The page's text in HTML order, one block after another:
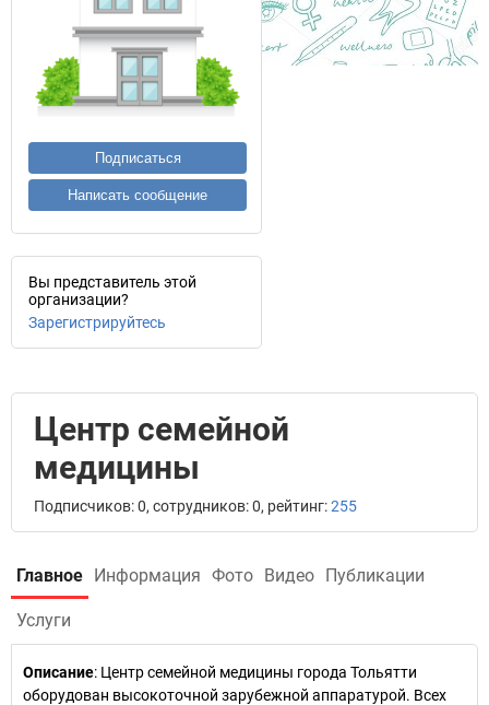
Подписаться
Написать сообщение
Вы представитель этой
организации?
Зарегистрируйтесь
Центр семейной
медицины
Подписчиков: 0, сотрудников: 0, рейтинг:255
Главное Информация Фото Видео Публикации
Услуги
Описание: Центр семейной медицины города Тольятти
оборудован высокоточной зарубежной аппаратурой. Всех